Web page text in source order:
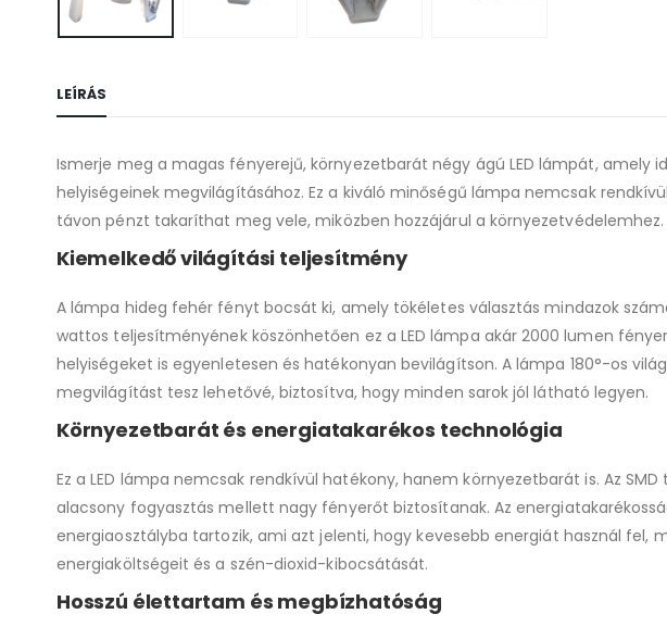
for
product
LEÍRÁS
Ismerje meg a magas fényerejű, környezetbarát négy ágú LED lámpát, amely
helyiségeinek megvilágításához. Ez a kiváló minőségű lámpa nemcsak
távon pénzt takaríthat meg vele, miközben hozzájárul a környezetvédelemhez.
Kiemelkedő világítási teljesítmény
A lámpa hideg fehér fényt bocsát ki, amely tökéletes választás mindazok
wattos teljesítményének köszönhetően ez a LED lámpa akár 2000 lumen
helyiségeket is egyenletesen és hatékonyan bevilágítson. A lámpa 180°-os
megvilágítást tesz lehetővé, biztosítva, hogy minden sarok jól látható legyen.
Környezetbarát és energiatakarékos technológia
Ez a LED lámpa nemcsak rendkívül hatékony, hanem környezetbarát is. Az
alacsony fogyasztás mellett nagy fényerőt biztosítanak. Az
energiaosztályba tartozik, ami azt jelenti, hogy kevesebb energiát használ fel,
energiaköltségeit és a szén-dioxid-kibocsátását.
Hosszú élettartam és megbízhatóság